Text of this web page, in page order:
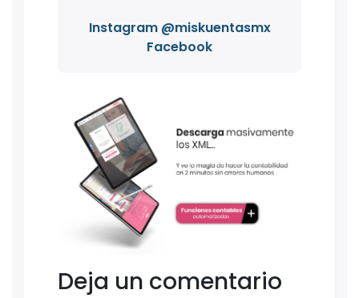
Instagram @miskuentasmx
Facebook
Deja un comentario